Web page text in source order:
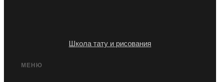
Школа тату и рисования
МЕНЮ